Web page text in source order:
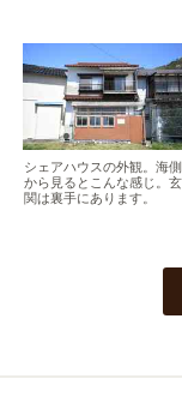
シェアハウスの外観。海側
から見るとこんな感じ。玄
関は裏手にあります。